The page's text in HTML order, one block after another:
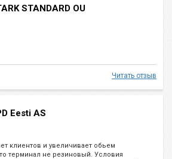
STANDARD OU
Читать отзыв
Eesti AS
клиентов и увеличивает обьем
терминал не резиновый. Условия